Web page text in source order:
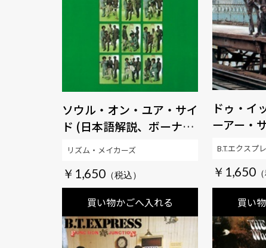
ソウル・オン・ユア・サイ
ド (日本語解説、ボーナス
トラック付き、最新リマス
タリング) 【生産限定盤】
【SOUL百発百中MUSIC】
￥1,650
買い物かごへ入れる
リズム・メイカーズ
ドゥ・イ
ーアー・
ド)＋２
￥1,650
買い
B.T.エクスプ